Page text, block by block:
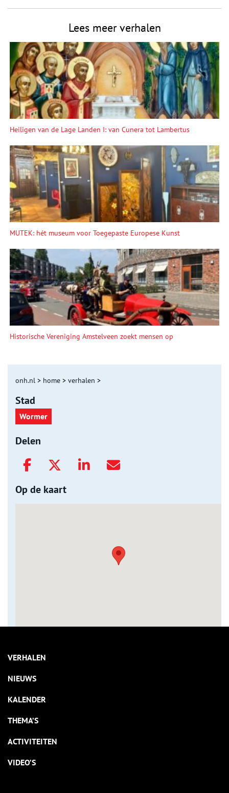
Lees meer verhalen
Heiligen van de Lage Landen I: van Cunera tot Lambertus
MUTEK: hét museum voor Toegepaste Europese Kunst
Historische Vereniging Amstelveen zoekt mensen op
onh.nl > home > verhalen >
Stad
Wormer
Delen
Op de kaart
VERHALEN
NIEUWS
KALENDER
THEMA’S
ACTIVITEITEN
VIDEO’S